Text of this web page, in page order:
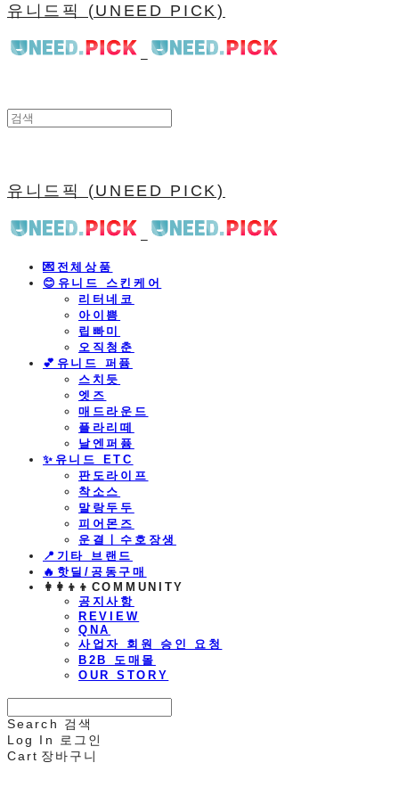
유니드픽 (UNEED PICK)
유니드픽 (UNEED PICK)
💌전체상품
😊유니드 스킨케어
리터네코
아이쁨
립빠미
오직청춘
💕유니드 퍼퓸
스치듯
엣즈
매드라운드
플라리떼
날엔퍼퓸
​✨유니드 ETC
판도라이프
착소스
말랑두두
피어몬즈
운결ㅣ수호장생
📍기타 브랜드
🔥핫딜/공동구매
👩‍👩‍👦‍👦COMMUNITY
공지사항
REVIEW
QNA
사업자 회원 승인 요청
B2B 도매몰
OUR STORY
Search
검색
Log In
로그인
Cart 장바구니